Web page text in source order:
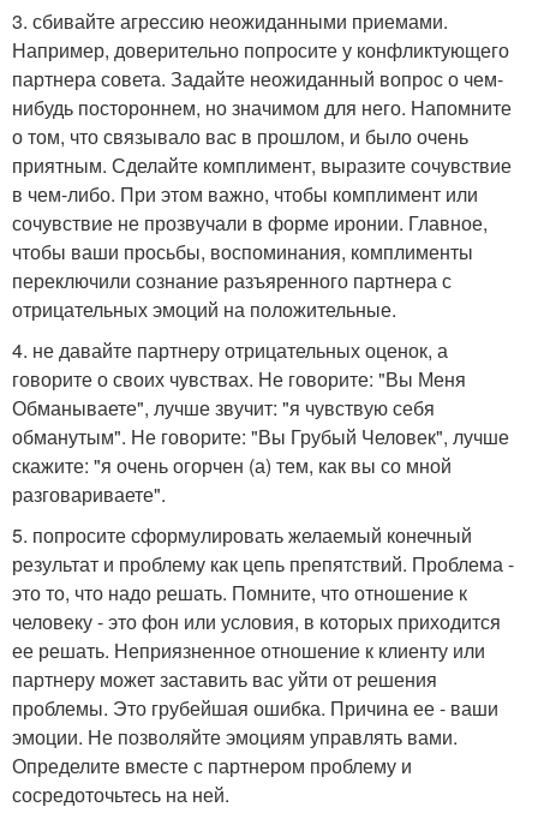
3. сбивайте агрессию неожиданными приемами.
Например, доверительно попросите у конфликтующего
партнера совета. Задайте неожиданный вопрос о чем-
нибудь постороннем, но значимом для него. Напомните
о том, что связывало вас в прошлом, и было очень
приятным. Сделайте комплимент, выразите сочувствие
в чем-либо. При этом важно, чтобы комплимент или
сочувствие не прозвучали в форме иронии. Главное,
чтобы ваши просьбы, воспоминания, комплименты
переключили сознание разъяренного партнера с
отрицательных эмоций на положительные.
4. не давайте партнеру отрицательных оценок, а
говорите о своих чувствах. Не говорите: "Вы Меня
Обманываете", лучше звучит: "я чувствую себя
обманутым". Не говорите: "Вы Грубый Человек", лучше
скажите: "я очень огорчен (а) тем, как вы со мной
разговариваете".
5. попросите сформулировать желаемый конечный
результат и проблему как цепь препятствий. Проблема -
это то, что надо решать. Помните, что отношение к
человеку - это фон или условия, в которых приходится
ее решать. Неприязненное отношение к клиенту или
партнеру может заставить вас уйти от решения
проблемы. Это грубейшая ошибка. Причина ее - ваши
эмоции. Не позволяйте эмоциям управлять вами.
Определите вместе с партнером проблему и
сосредоточьтесь на ней.